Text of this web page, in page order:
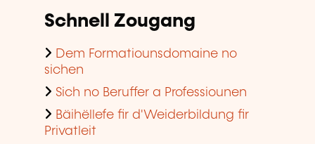
Schnell Zougang
Dem Formatiounsdomaine no
sichen
Sich no Beruffer a Professiounen
Bäihëllefe fir d'Weiderbildung fir
Privatleit